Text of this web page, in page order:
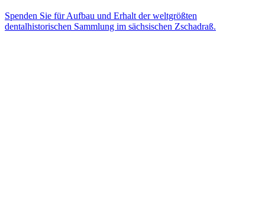
Spenden Sie für Aufbau und Erhalt der weltgrößten
dentalhistorischen Sammlung im sächsischen Zschadraß.